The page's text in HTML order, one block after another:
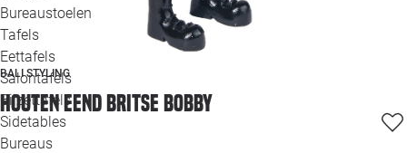
Bureaustoelen
Tafels
Eettafels
Salontafels
Bijzettafels
Sidetables
Bureaus
BALI STYLING
Houten eend Britse Bobby